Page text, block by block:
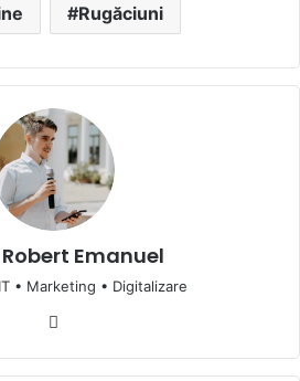
Rugăciuni
Emanuel
• Marketing • Digitalizare